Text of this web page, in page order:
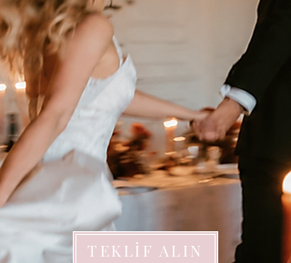
TEKLİF ALIN